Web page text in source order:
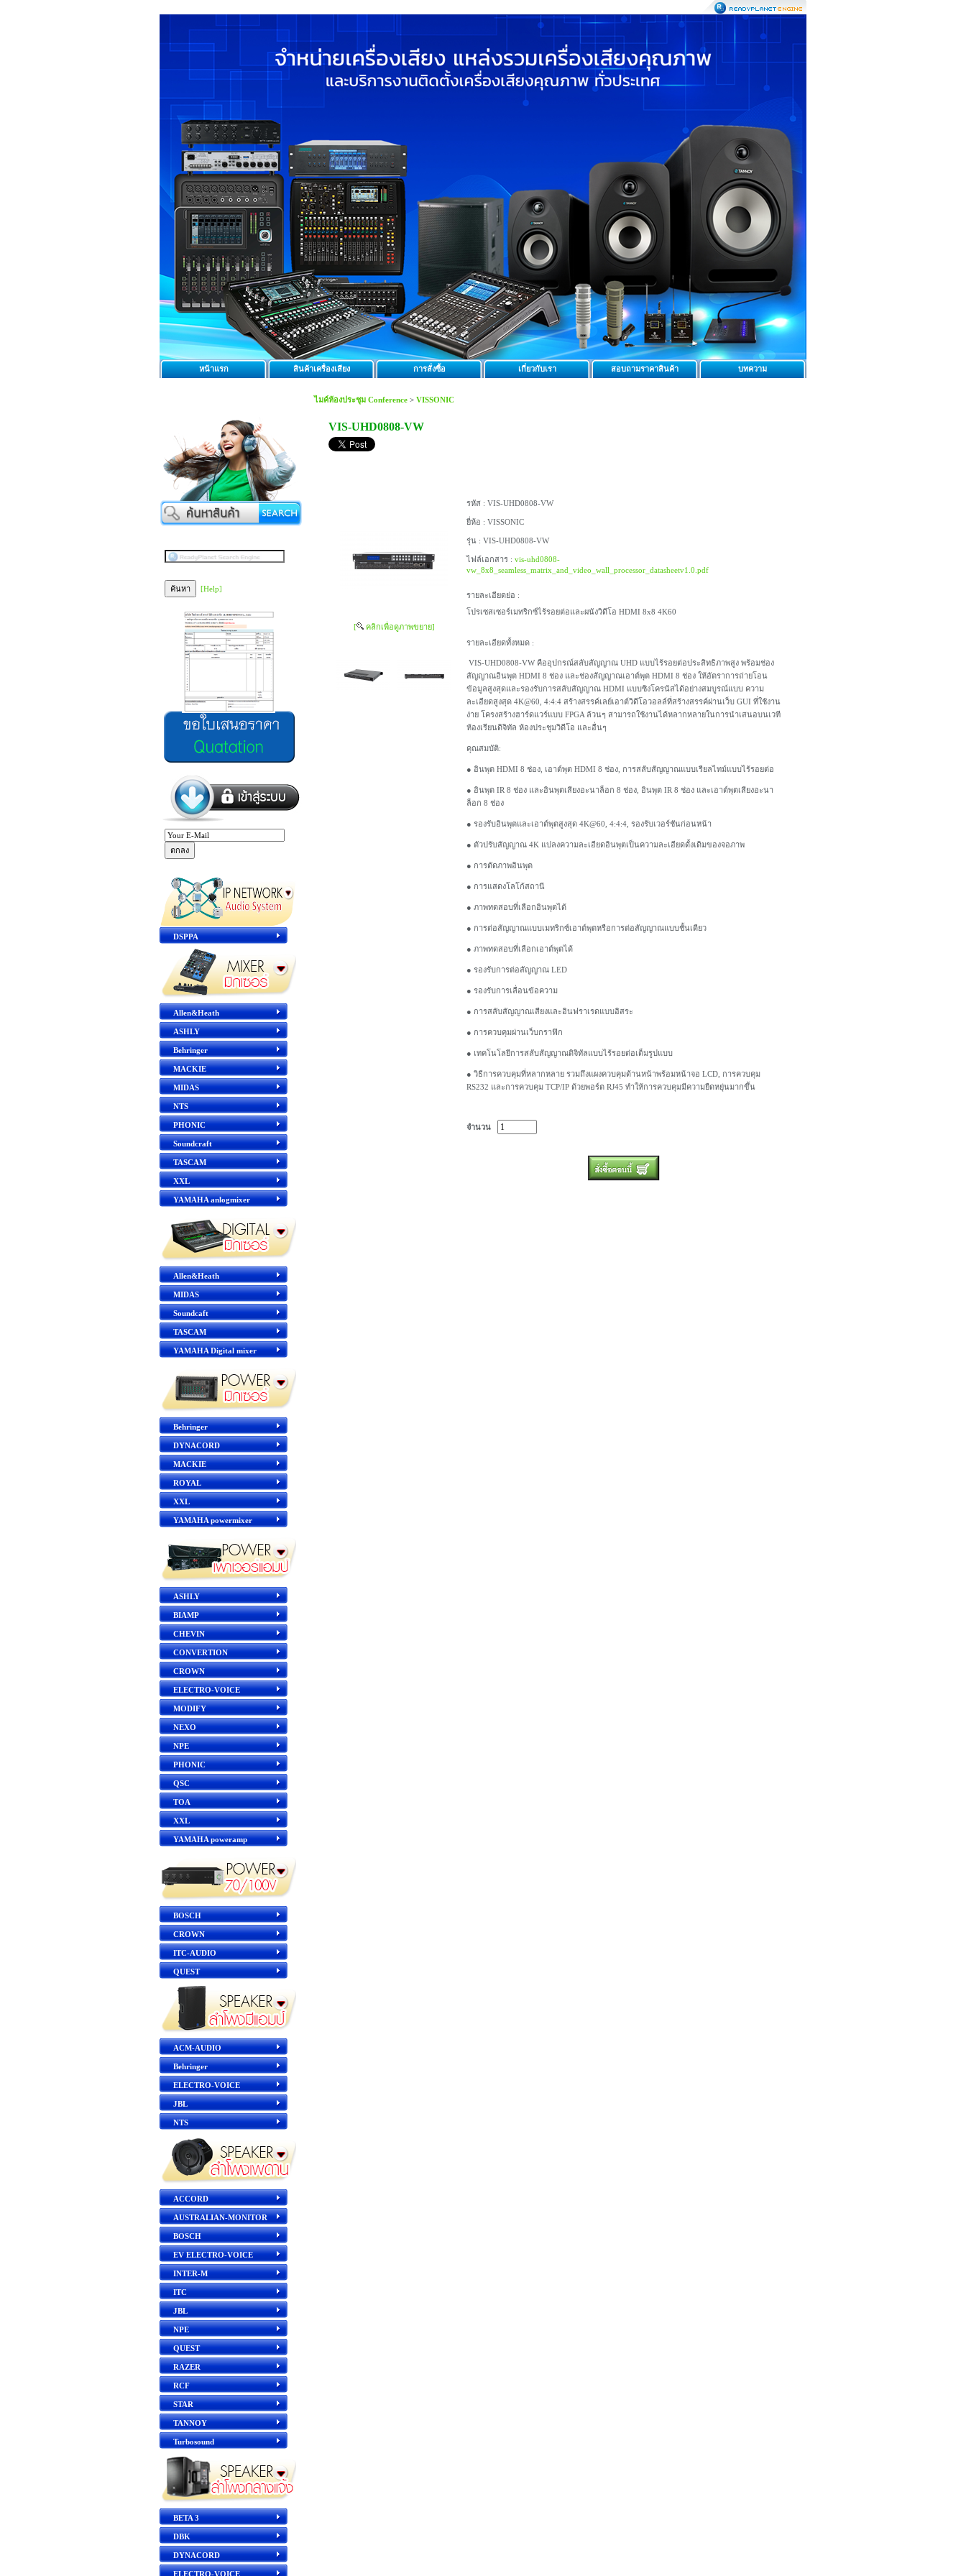
หน้าแรก สินค้าเครื่องเสียง การสั่งซื้อ เกี่ยวกับเรา สอบถามราคาสินค้า บทความ
[Help]
DSPPA
Allen&Heath
ASHLY
Behringer
MACKIE
MIDAS
NTS
PHONIC
Soundcraft
TASCAM
XXL
YAMAHA anlogmixer
Allen&Heath
MIDAS
Soundcaft
TASCAM
YAMAHA Digital mixer
Behringer
DYNACORD
MACKIE
ROYAL
XXL
YAMAHA powermixer
ASHLY
BIAMP
CHEVIN
CONVERTION
CROWN
ELECTRO-VOICE
MODIFY
NEXO
NPE
PHONIC
QSC
TOA
XXL
YAMAHA poweramp
BOSCH
CROWN
ITC-AUDIO
QUEST
ACM-AUDIO
Behringer
ELECTRO-VOICE
JBL
NTS
ACCORD
AUSTRALIAN-MONITOR
BOSCH
EV ELECTRO-VOICE
INTER-M
ITC
JBL
NPE
QUEST
RAZER
RCF
STAR
TANNOY
Turbosound
BETA 3
DBK
DYNACORD
ELECTRO-VOICE
ไมค์ห้องประชุม Conference > VISSONIC
VIS-UHD0808-VW
[ คลิกเพื่อดูภาพขยาย]
รหัส : VIS-UHD0808-VW
ยี่ห้อ : VISSONIC
รุ่น : VIS-UHD0808-VW
ไฟล์เอกสาร : vis-uhd0808-
vw_8x8_seamless_matrix_and_video_wall_processor_datasheetv1.0.pdf
รายละเอียดย่อ :
โปรเซสเซอร์เมทริกซ์ไร้รอยต่อและผนังวิดีโอ HDMI 8x8 4K60
รายละเอียดทั้งหมด :
VIS-UHD0808-VW คืออุปกรณ์สลับสัญญาณ UHD แบบไร้รอยต่อประสิทธิภาพสูง พร้อมช่อง
สัญญาณอินพุต HDMI 8 ช่อง และช่องสัญญาณเอาต์พุต HDMI 8 ช่อง ให้อัตราการถ่ายโอน
ข้อมูลสูงสุดและรองรับการสลับสัญญาณ HDMI แบบซิงโครนัสได้อย่างสมบูรณ์แบบ ความ
ละเอียดสูงสุด 4K@60, 4:4:4 สร้างสรรค์เลย์เอาต์วิดีโอวอลล์ที่สร้างสรรค์ผ่านเว็บ GUI ที่ใช้งาน
ง่าย โครงสร้างฮาร์ดแวร์แบบ FPGA ล้วนๆ สามารถใช้งานได้หลากหลายในการนำเสนอบนเวที
ห้องเรียนดิจิทัล ห้องประชุมวิดีโอ และอื่นๆ
คุณสมบัติ:
● อินพุต HDMI 8 ช่อง, เอาต์พุต HDMI 8 ช่อง, การสลับสัญญาณแบบเรียลไทม์แบบไร้รอยต่อ
● อินพุต IR 8 ช่อง และอินพุตเสียงอะนาล็อก 8 ช่อง, อินพุต IR 8 ช่อง และเอาต์พุตเสียงอะนา
ล็อก 8 ช่อง
● รองรับอินพุตและเอาต์พุตสูงสุด 4K@60, 4:4:4, รองรับเวอร์ชันก่อนหน้า
● ตัวปรับสัญญาณ 4K แปลงความละเอียดอินพุตเป็นความละเอียดดั้งเดิมของจอภาพ
● การตัดภาพอินพุต
● การแสดงโลโก้สถานี
● ภาพทดสอบที่เลือกอินพุตได้
● การต่อสัญญาณแบบเมทริกซ์เอาต์พุตหรือการต่อสัญญาณแบบชั้นเดียว
● ภาพทดสอบที่เลือกเอาต์พุตได้
● รองรับการต่อสัญญาณ LED
● รองรับการเลื่อนข้อความ
● การสลับสัญญาณเสียงและอินฟราเรดแบบอิสระ
● การควบคุมผ่านเว็บกราฟิก
● เทคโนโลยีการสลับสัญญาณดิจิทัลแบบไร้รอยต่อเต็มรูปแบบ
● วิธีการควบคุมที่หลากหลาย รวมถึงแผงควบคุมด้านหน้าพร้อมหน้าจอ LCD, การควบคุม
RS232 และการควบคุม TCP/IP ด้วยพอร์ต RJ45 ทำให้การควบคุมมีความยืดหยุ่นมากขึ้น
จำนวน